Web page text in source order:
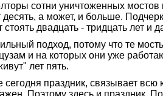
сотни уничтоженных мостов
десять, а может, и больше.
двадцать - тридцать лет и
подход, потому что те
и на которых они уже
лет пять.
сегодня праздник, связывает всю
Поэтому здесь и праздник.